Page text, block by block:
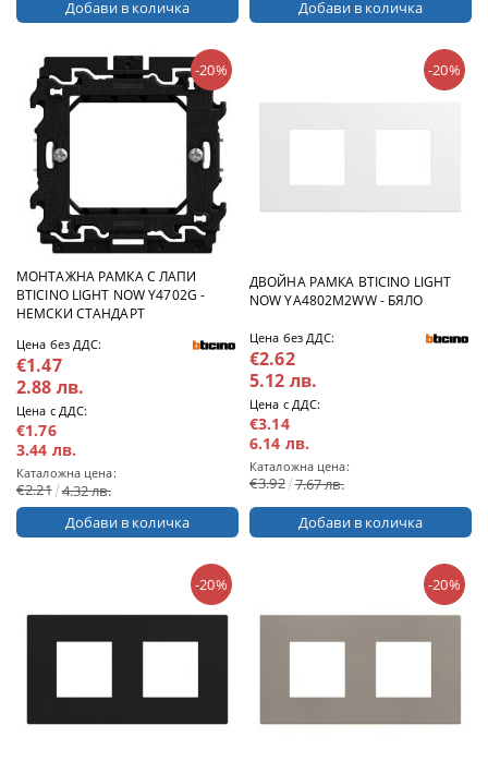
МОНТАЖНА РАМКА С ЛАПИ
BTICINO LIGHT NOW Y4702G -
НЕМСКИ СТАНДАРТ
-20%
Цена без ДДС:
€1.47
2.88 лв.
Цена с ДДС:
€1.76
3.44 лв.
Каталожна цена:
€2.21 4.32 лв.
ДВОЙНА РАМКА BTICINO LIGHT
NOW YA4802M2WW - БЯЛО
-20%
Цена без ДДС:
€2.62
5.12 лв.
Цена с ДДС:
€3.14
6.14 лв.
Каталожна цена:
€3.92 7.67 лв.
-20% -20%